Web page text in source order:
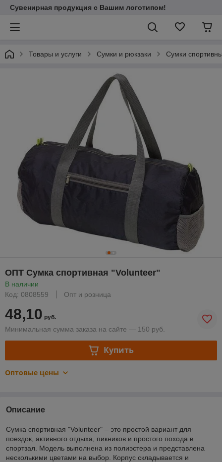
Сувенирная продукция с Вашим логотипом!
Товары и услуги Сумки и рюкзаки Сумки
ОПТ Сумка спортивная "Volunteer"
В наличии
Код: 0808559
Опт и розница
48,10 руб.
Минимальная сумма заказа на сайте — 150 руб.
Купить
Оптовые цены
Описание
Сумка спортивная "Volunteer" – это простой вариант для
поездок, активного отдыха, пикников и простого похода в
спортзал. Модель выполнена из полиэстера и представлена
несколькими цветами на выбор. Корпус складывается и